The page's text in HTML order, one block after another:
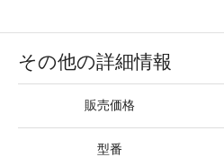
その他の詳細情報
販売価格
型番